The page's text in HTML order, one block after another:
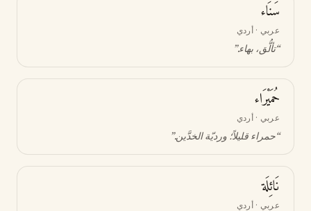
سَنَاء
عربي · أردي
“تألُّق، بهاء.”
حُمَيْرَاء
عربي · أردي
“حمراء قليلاً؛ ورديّة الخدَّين.”
نَائِلَة
عربي · أردي